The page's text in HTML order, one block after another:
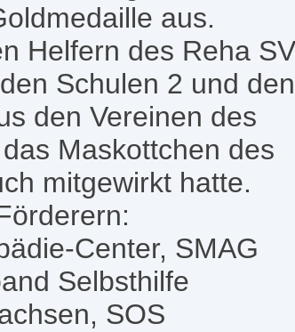
aus.
Helfern des Reha SV
Schulen 2 und den
den Vereinen des
Maskottchen des
mitgewirkt hatte.
Center, SMAG
Selbsthilfe
SOS